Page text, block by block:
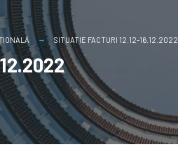
SITUATIE FACTURI 12.12-16.12.2022